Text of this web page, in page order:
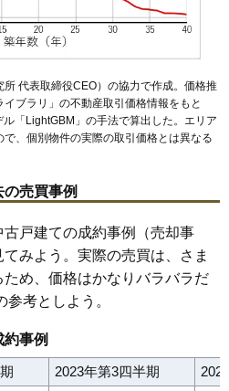
代表取締役CEO）の協力で作成。価格推
イブラリ 」の不動産取引価格情報をもと
「LightGBM」の手法で算出した。エリア
、個別物件の実際の取引価格とは異なる
売買事例
戸建ての成約事例（売却事
みよう。実際の売買は、さま
め、価格はかなりバラバラだ
考としよう。
事例
2023年第3四半期